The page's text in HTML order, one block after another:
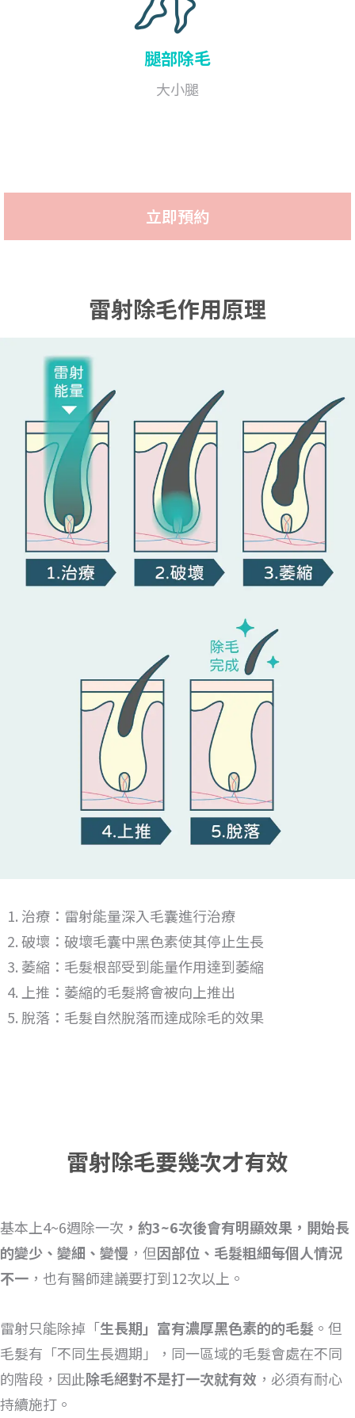
腿部除毛
大小腿
立即預約
雷射除毛作用原理
治療：雷射能量深入毛囊進行治療
破壞：破壞毛囊中黑色素使其停止生長
萎縮：毛髮根部受到能量作用達到萎縮
上推：萎縮的毛髮將會被向上推出
脫落：毛髮自然脫落而達成除毛的效果
雷射除毛要幾次才有效
基本上4~6週除一次 ，約3~6次後會有明顯效果，開始長
的變少、變細、變慢 ，但因部位、毛髮粗細每個人情況
不一 ，也有醫師建議要打到12次以上。
雷射只能除掉「生長期」富有濃厚黑色素的的毛髮 。但
毛髮有「不同生長週期」，同一區域的毛髮會處在不同
的階段，因此除毛絕對不是打一次就有效 ，必須有耐心
持續施打。